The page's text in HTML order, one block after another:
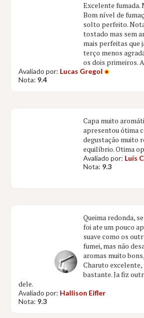
Excelente fumada.
Bom nível de
solto perfeito.
tostado mas sem
mais perfeitas que
terço menos
os dois primeiros.
Avaliado por: Lucas Gregol
Nota: 9.4
Capa muito
apresentou ótima
degustação muito
equilíbrio. Otima
Avaliado por: Luís
Nota: 9.3
Queima redonda,
foi ate um pouco
suave como os
fumei, mas não
aromas muito
Charuto excelente,
bastante. Ja fiz
dele.
Avaliado por: Hallison Eifler
Nota: 9.3